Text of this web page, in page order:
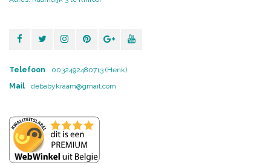
Telefoon
0032492480713 (Henk)
Mail
debabykraam@gmail.com